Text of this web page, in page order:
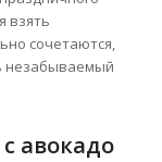
взять
сочетаются,
незабываемый
авокадо